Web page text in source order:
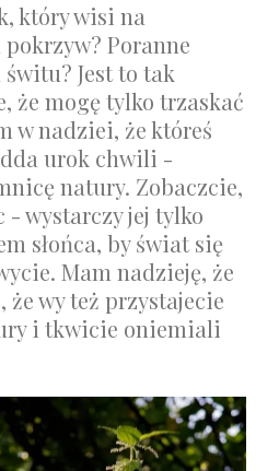
który wisi na
Poranne
Jest to tak
że mogę tylko trzaskać
w nadziei, że któreś
urok chwili -
natury. Zobaczcie,
- wystarczy jej tylko
słońca, by świat się
Mam nadzieję, że
wy też przystajecie
i tkwicie oniemiali